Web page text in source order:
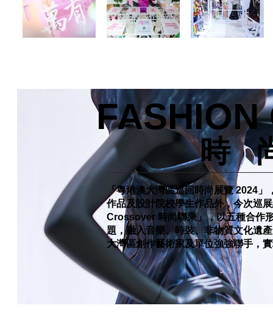
FASHION
時
「粵港澳大灣區巡回時尚展覽 2024
作品及設計院校學生作品外，今次巡
Crossover 時尚聯乘」，以五種合作
題，融入音樂、時裝、非物質文化遺
大灣區創作藝術家及單位強強聯手，